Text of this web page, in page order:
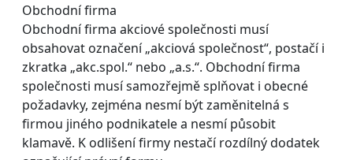
Obchodní firma
Obchodní firma akciové společnosti musí
obsahovat označení „akciová společnost“, postačí i
zkratka „akc.spol.“ nebo „a.s.“. Obchodní firma
společnosti musí samozřejmě splňovat i obecné
požadavky, zejména nesmí být zaměnitelná s
firmou jiného podnikatele a nesmí působit
klamavě. K odlišení firmy nestačí rozdílný dodatek